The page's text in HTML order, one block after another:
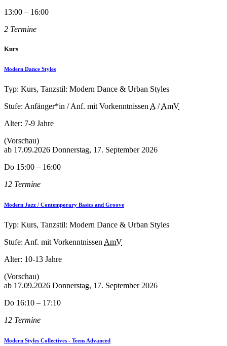
13:00 – 16:00
2 Termine
Kurs
Modern Dance Styles
Typ: Kurs, Tanzstil: Modern Dance & Urban Styles
Stufe: Anfänger*in / Anf. mit Vorkenntnissen A /AmV
Alter: 7-9 Jahre
(Vorschau)
ab 17.09.2026 Donnerstag, 17. September 2026
Do 15:00 – 16:00
12 Termine
Modern Jazz / Contemporary Basics and Groove
Typ: Kurs, Tanzstil: Modern Dance & Urban Styles
Stufe: Anf. mit Vorkenntnissen AmV
Alter: 10-13 Jahre
(Vorschau)
ab 17.09.2026 Donnerstag, 17. September 2026
Do 16:10 – 17:10
12 Termine
Modern Styles Collectives - Teens Advanced